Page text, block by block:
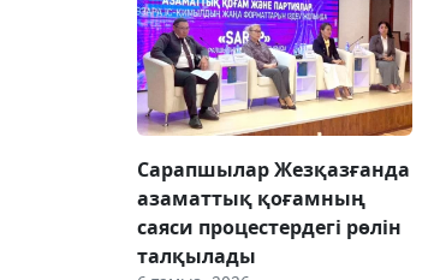
Сарапшылар Жезқазғанда
азаматтық қоғамның
саяси процестердегі рөлін
талқылады